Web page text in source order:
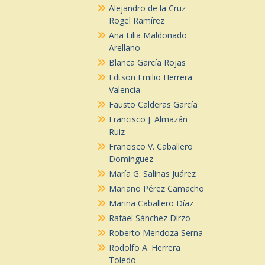
Alejandro de la Cruz
Rogel Ramírez
Ana Lilia Maldonado
Arellano
Blanca García Rojas
Edtson Emilio Herrera
Valencia
Fausto Calderas García
Francisco J. Almazán
Ruiz
Francisco V. Caballero
Domínguez
María G. Salinas Juárez
Mariano Pérez Camacho
Marina Caballero Díaz
Rafael Sánchez Dirzo
Roberto Mendoza Serna
Rodolfo A. Herrera
Toledo